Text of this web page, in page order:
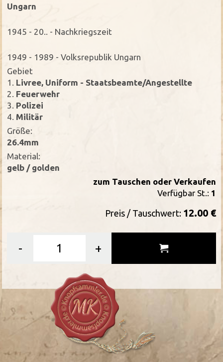
Ungarn
1945 - 20.. - Nachkriegszeit
1949 - 1989 - Volksrepublik Ungarn
Gebiet
1.
Livree, Uniform - Staatsbeamte/Angestellte
2. Feuerwehr
3. Polizei
4. Militär
Größe:
26.4mm
Material:
gelb / golden
zum Tauschen oder Verkaufen
Verfügbar St.: 1
Preis / Tauschwert: 12.00 €
- +